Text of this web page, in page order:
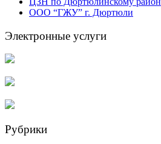
ООО “ГЖУ” г. Дюртюли
Электронные услуги
Рубрики